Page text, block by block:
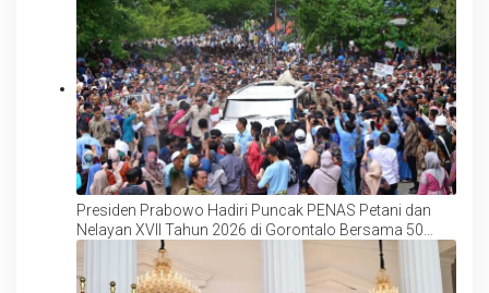
Presiden Prabowo Hadiri Puncak PENAS Petani dan
Nelayan XVII Tahun 2026 di Gorontalo Bersama 50
Ribu Peserta